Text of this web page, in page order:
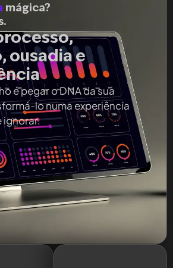
mágica?
ousadia e
é pegar o DNA da sua
lo numa experiência
ignorar.